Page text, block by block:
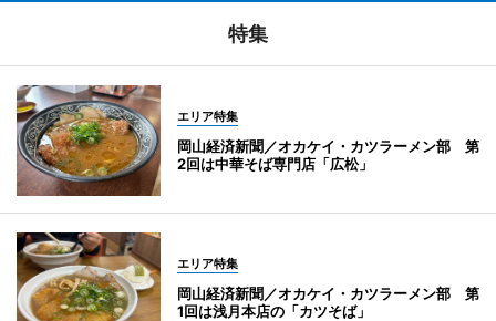
特集
エリア特集
岡山経済新聞／オカケイ・カツラーメン部 第
2回は中華そば専門店「広松」
エリア特集
岡山経済新聞／オカケイ・カツラーメン部 第
1回は浅月本店の「カツそば」